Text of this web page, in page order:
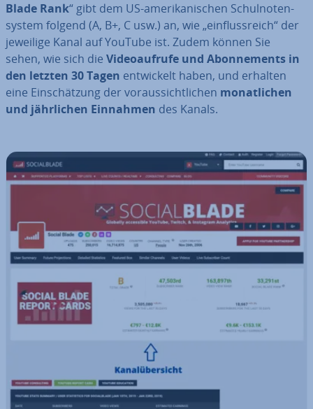
Blade Rank“ gibt dem US-ame­ri­ka­ni­schen Schul­no­ten­
sys­tem folgend (A, B+, C usw.) an, wie „ein­fluss­reich“ der
jeweilige Kanal auf YouTube ist. Zudem können Sie
sehen, wie sich die Vi­deo­auf­ru­fe und Abon­ne­ments in
den letzten 30 Tagen ent­wi­ckelt haben, und erhalten
eine Ein­schät­zung der vor­aus­sicht­li­chen mo­nat­li­chen
und jähr­li­chen Einnahmen des Kanals.